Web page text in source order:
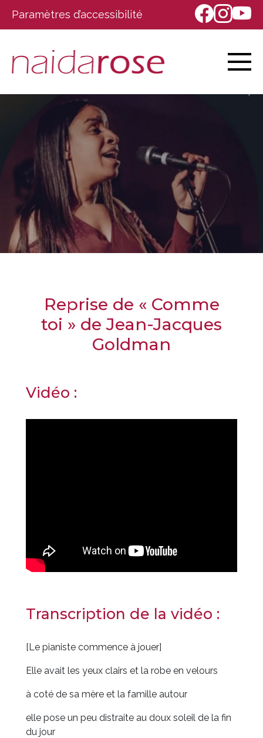
Paramètres d’accessibilité
Reprise de « Comme
toi » de Jean-Jacques
Goldman
Vidéo :
Transcription de la vidéo :
[Le pianiste commence à jouer]
Elle avait les yeux clairs et la robe en velours
à coté de sa mère et la famille autour
elle pose un peu distraite au doux soleil de la fin
du jour